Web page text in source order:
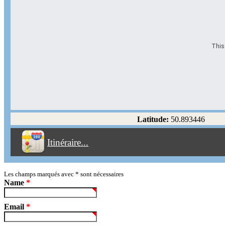
This
Latitude: 50.893446
Itinéraire...
Éviter les autoroutes
Éviter les péages
Partir! Reset
Les champs marqués avec * sont nécessaires
Name *
Email *